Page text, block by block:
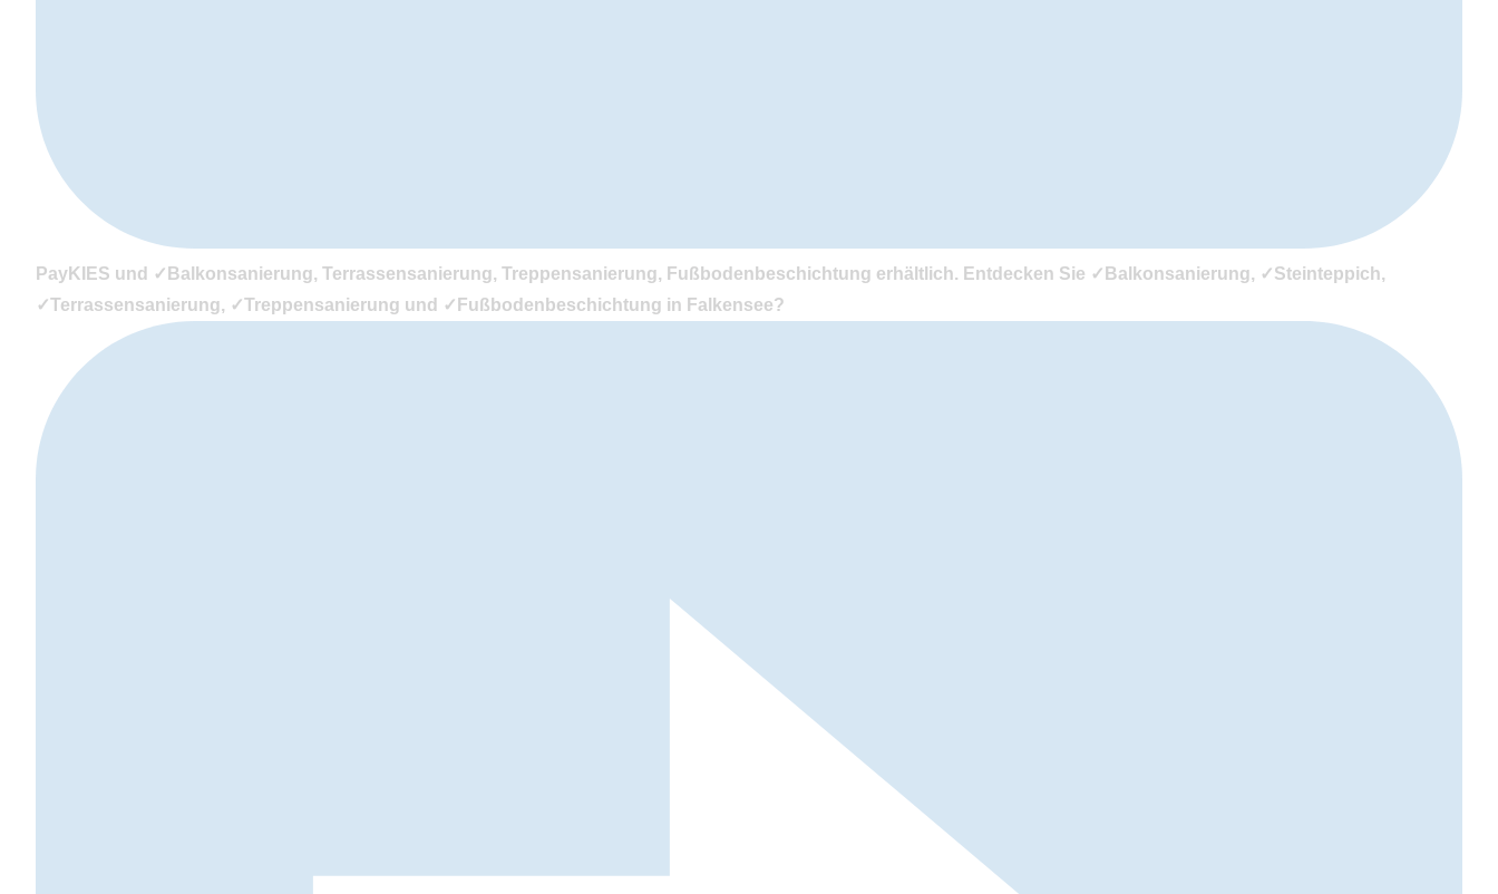
PayKIES und ✓Balkonsanierung, Terrassensanierung, Treppensanierung, Fußbodenbeschichtung erhältlich. Entdecken Sie ✓Balkonsanierung, ✓Steinteppich,
✓Terrassensanierung, ✓Treppensanierung und ✓Fußbodenbeschichtung in Falkensee?